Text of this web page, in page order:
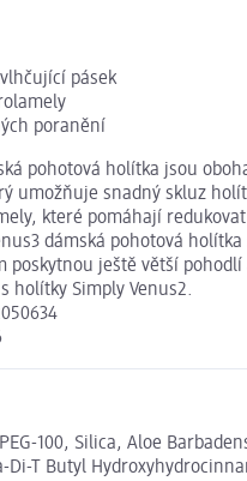
pásek
poranění
pohotová holítka jsou
umožňuje snadný skluz
které pomáhají
dámská pohotová holítka
poskytnou ještě větší pohodlí
holítky Simply Venus2.
100, Silica, Aloe
Di-T Butyl